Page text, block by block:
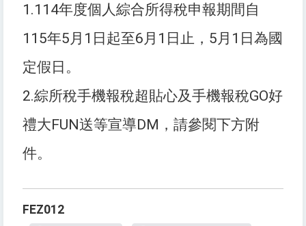
1.114年度個人綜合所得稅申報期間自
115年5月1日起至6月1日止，5月1日為國
定假日。
2.綜所稅手機報稅超貼心及手機報稅GO好
禮大FUN送等宣導DM，請參閱下方附
件。
FEZ012